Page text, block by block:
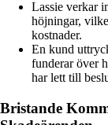
Lassie verkar
höjningar,
kostnader.
En kund
funderar över
har lett till
Bristande